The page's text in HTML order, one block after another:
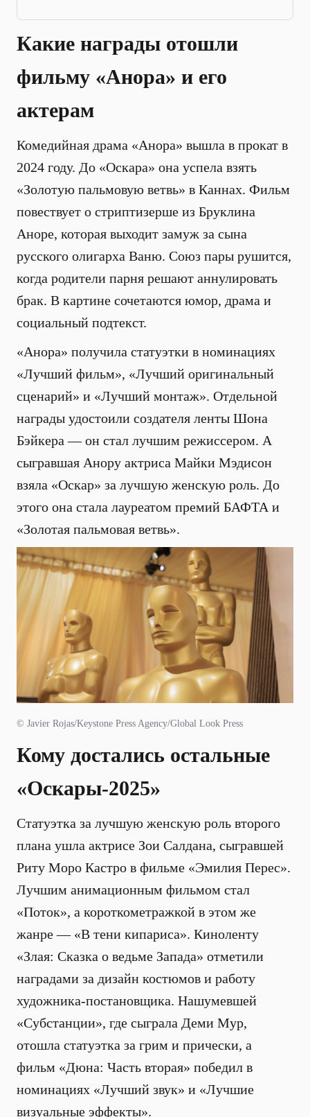
Какие награды отошли
фильму «Анора» и его
актерам
Комедийная драма «Анора» вышла в прокат в
2024 году. До «Оскара» она успела взять
«Золотую пальмовую ветвь» в Каннах. Фильм
повествует о стриптизерше из Бруклина
Аноре, которая выходит замуж за сына
русского олигарха Ваню. Союз пары рушится,
когда родители парня решают аннулировать
брак. В картине сочетаются юмор, драма и
социальный подтекст.
«Анора» получила статуэтки в номинациях
«Лучший фильм», «Лучший оригинальный
сценарий» и «Лучший монтаж». Отдельной
награды удостоили создателя ленты Шона
Бэйкера — он стал лучшим режиссером. А
сыгравшая Анору актриса Майки Мэдисон
взяла «Оскар» за лучшую женскую роль. До
этого она стала лауреатом премий БАФТА и
«Золотая пальмовая ветвь».
© Javier Rojas/Keystone Press Agency/Global Look Press
Кому достались остальные
«Оскары-2025»
Статуэтка за лучшую женскую роль второго
плана ушла актрисе Зои Салдана, сыгравшей
Риту Моро Кастро в фильме «Эмилия Перес».
Лучшим анимационным фильмом стал
«Поток», а короткометражкой в этом же
жанре — «В тени кипариса». Киноленту
«Злая: Сказка о ведьме Запада» отметили
наградами за дизайн костюмов и работу
художника-постановщика. Нашумевшей
«Субстанции», где сыграла Деми Мур,
отошла статуэтка за грим и прически, а
фильм «Дюна: Часть вторая» победил в
номинациях «Лучший звук» и «Лучшие
визуальные эффекты».